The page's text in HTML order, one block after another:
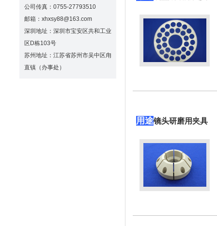
公司传真：0755-27793510
邮箱：xhxsy88@163.com
深圳地址：深圳市宝安区共和工业
区D栋103号
苏州地址：江苏省苏州市吴中区甪
直镇（办事处）
用途镜头研磨用夹具